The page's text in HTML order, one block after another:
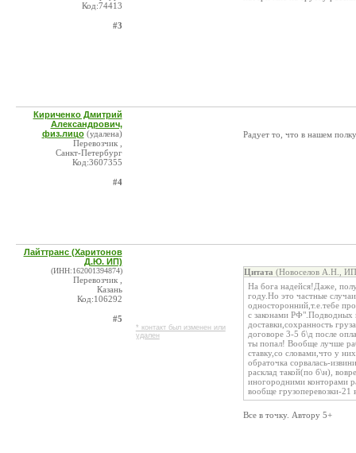
Код:74413
#3
Кириченко Дмитрий
Александрович,
физ.лицо (удалена)
Перевозчик ,
Санкт-Петербург
Код:3607355
#4
Радует то, что в нашем
Лайттранс (Харитонов
Д.Ю. ИП)
(ИНН:162001394874)
Перевозчик ,
Казань
Код:106292
#5
* контакт был изменен или
удален
Цитата (Новоселов А.Н.,
На бога надейся!Даже,
году.Но это частные
односторонний,т.е.тебе
с законами РФ".Подводных
доставки,сохранность
договоре 3-5 б\д после
ты попал! Вообще лучше
ставку,со словами,что у
обраточка сорвалась-
расклад такой(по б\н),
иногородними конторами
вообще грузоперевозки-21
Все в точку. Автору 5+